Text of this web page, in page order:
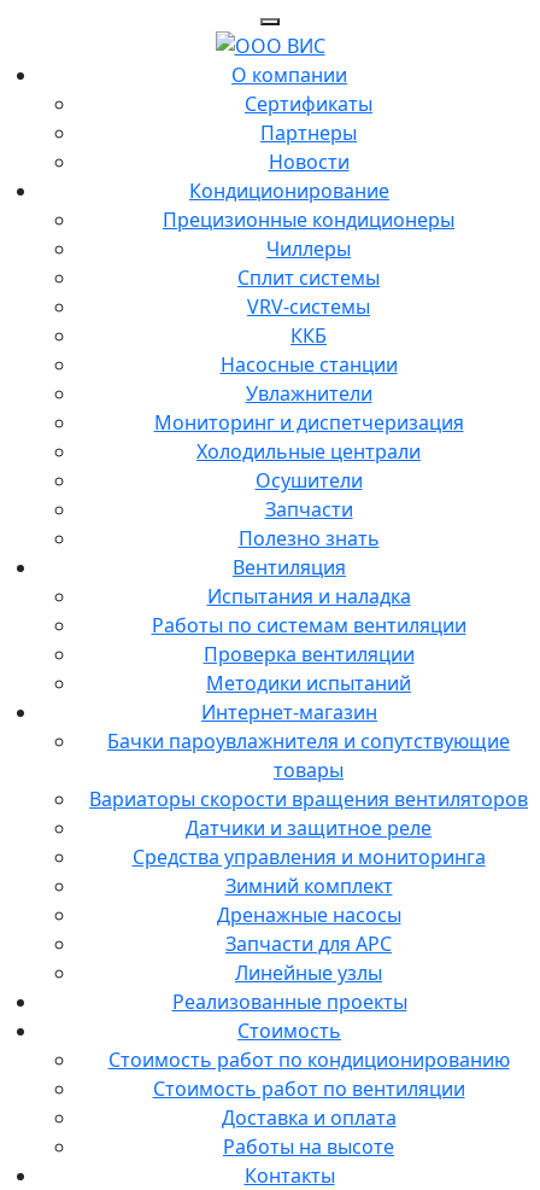
О компании
Сертификаты
Партнеры
Новости
Кондиционирование
Прецизионные кондиционеры
Чиллеры
Сплит системы
VRV-системы
ККБ
Насосные станции
Увлажнители
Мониторинг и диспетчеризация
Холодильные централи
Осушители
Запчасти
Полезно знать
Вентиляция
Испытания и наладка
Работы по системам вентиляции
Проверка вентиляции
Методики испытаний
Интернет-магазин
Бачки пароувлажнителя и сопутствующие
товары
Вариаторы скорости вращения вентиляторов
Датчики и защитное реле
Средства управления и мониторинга
Зимний комплект
Дренажные насосы
Запчасти для APC
Линейные узлы
Реализованные проекты
Стоимость
Стоимость работ по кондиционированию
Стоимость работ по вентиляции
Доставка и оплата
Работы на высоте
Контакты